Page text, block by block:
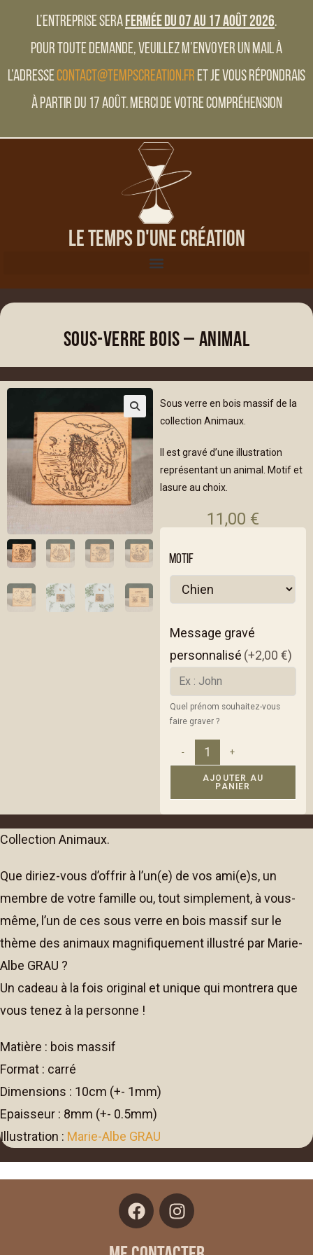
L’entreprise serafermée du 07 au 17 Août 2026.
Pour toute demande, veuillez m’envoyer un mail à
l’adressecontact@tempscreation.fr et je vous répondrais
à partir du 17 Août. Merci de votre compréhension
Le Temps d'une Création
Sous-verre bois – Animal
Sous verre en bois massif de la
collection Animaux.
Il est gravé d’une illustration
représentant un animal. Motif et
lasure au choix.
11,00 €
MOTIF
Message gravé
personnalisé (+2,00 €)
Quel prénom souhaitez-vous
faire graver ?
- +
AJOUTER AU
PANIER
l
r
n
i
e
Collection Animaux.
Que diriez-vous d’offrir à l’un(e) de vos ami(e)s, un
membre de votre famille ou, tout simplement, à vous-
même, l’un de ces sous verre en bois massif sur le
thème des animaux magnifiquement illustré par Marie-
Albe GRAU ?
Un cadeau à la fois original et unique qui montrera que
vous tenez à la personne !
Matière : bois massif
Format : carré
Dimensions : 10cm (+- 1mm)
Epaisseur : 8mm (+- 0.5mm)
Illustration : Marie-Albe GRAU